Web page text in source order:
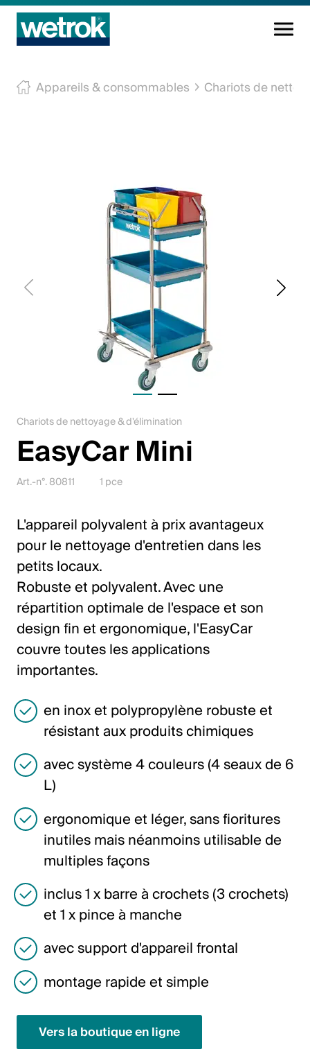
Produits
Entreprise
Webshop
Français (Suisse)
Suisse
Deutsch
Français
Italiano
English
Autriche
Deutsch
English
Allemagne
Deutsch
English
Suède
Svenska
English
Pologne
Polski
English
Appareils & consommables Chariots de
Chariots de nettoyage & d'élimination
EasyCar Mini
Art.-n°. 80811 1 pce
L'appareil polyvalent à prix avantageux
pour le nettoyage d'entretien dans les
petits locaux.
Robuste et polyvalent. Avec une
répartition optimale de l'espace et son
design fin et ergonomique, l'EasyCar
couvre toutes les applications
importantes.
en inox et polypropylène robuste et
résistant aux produits chimiques
avec système 4 couleurs (4 seaux de 6
L)
ergonomique et léger, sans fioritures
inutiles mais néanmoins utilisable de
multiples façons
inclus 1 x barre à crochets (3 crochets)
et 1 x pince à manche
avec support d'appareil frontal
montage rapide et simple
Vers la boutique en ligne